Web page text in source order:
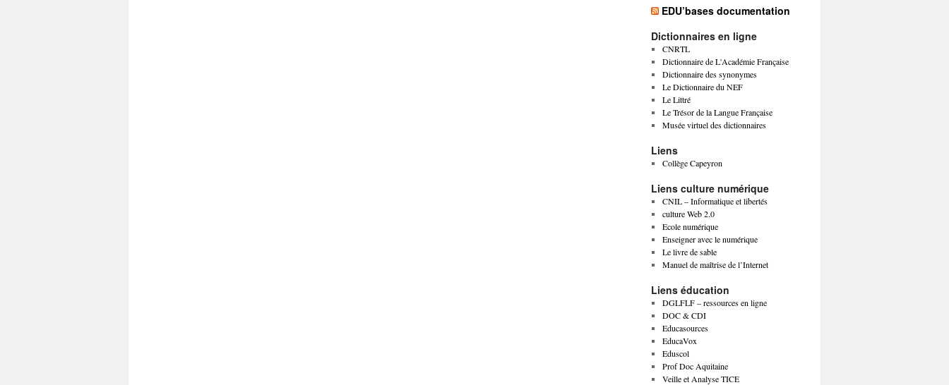
EDU’bases documentation
Dictionnaires en ligne
CNRTL
Dictionnaire de L'Académie Française
Dictionnaire des synonymes
Le Dictionnaire du NEF
Le Littré
Le Trésor de la Langue Française
Musée virtuel des dictionnaires
Liens
Collège Capeyron
Liens culture numérique
CNIL – Informatique et libertés
culture Web 2.0
Ecole numérique
Enseigner avec le numérique
Le livre de sable
Manuel de maîtrise de l’Internet
Liens éducation
DGLFLF – ressources en ligne
DOC & CDI
Educasources
EducaVox
Eduscol
Prof Doc Aquitaine
Veille et Analyse TICE